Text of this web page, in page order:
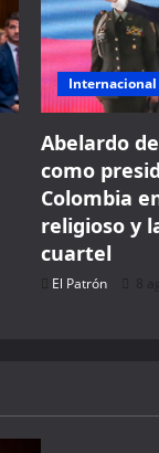
Internacional
Abelardo
como
Colombia
religioso y
cuartel
El Patrón 8